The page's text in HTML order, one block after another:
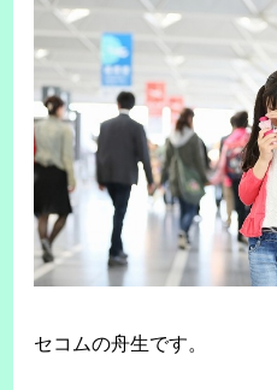
セコムの舟生です。